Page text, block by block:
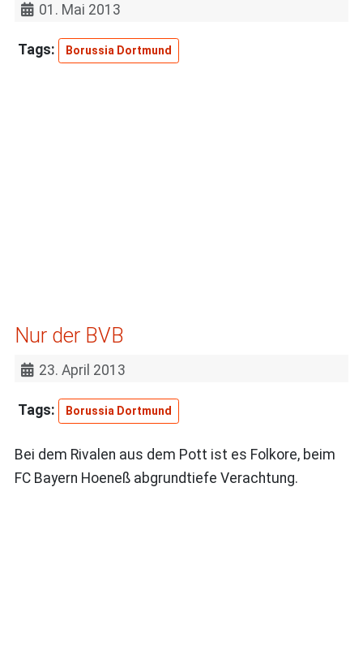
01. Mai 2013
Borussia Dortmund
Nur der BVB
23. April 2013
Borussia Dortmund
Bei dem Rivalen aus dem Pott ist es Folkore, beim
FC Bayern Hoeneß abgrundtiefe Verachtung.